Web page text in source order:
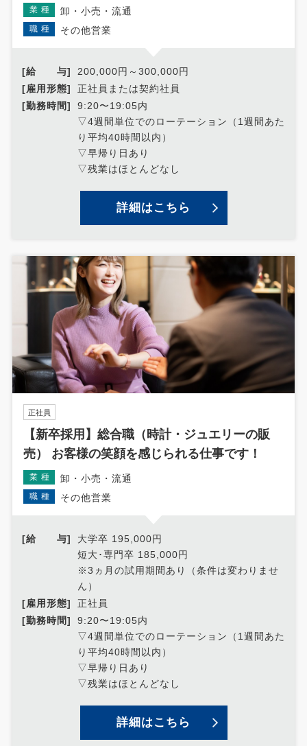
業種 卸・小売・流通
職種 その他営業
[給 与]
200,000円～300,000円
[雇用形態]
正社員または契約社員
[勤務時間]
9:20〜19:05内
▽4週間単位でのローテーション（1週間あた
り平均40時間以内）
▽早帰り日あり
▽残業はほとんどなし
詳細はこちら
正社員
【新卒採用】総合職（時計・ジュエリーの販
売） お客様の笑顔を感じられる仕事です！
業種 卸・小売・流通
職種 その他営業
[給 与]
大学卒 195,000円
短大･専門卒 185,000円
※3ヵ月の試用期間あり（条件は変わりませ
ん）
[雇用形態]
正社員
[勤務時間]
9:20〜19:05内
▽4週間単位でのローテーション（1週間あた
り平均40時間以内）
▽早帰り日あり
▽残業はほとんどなし
詳細はこちら